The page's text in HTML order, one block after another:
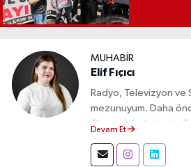
MUHABIR
Elif Fıçıcı
Radyo, Televizyon ve
mezunuyum. Daha
film projelerinde aktif
görev yapıyor,
Devam Et